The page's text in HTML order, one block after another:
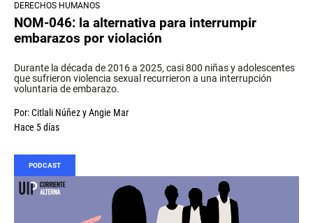
DERECHOS HUMANOS
NOM-046: la alternativa para interrumpir
embarazos por violación
Durante la década de 2016 a 2025, casi 800 niñas y adolescentes
que sufrieron violencia sexual recurrieron a una interrupción
voluntaria de embarazo.
Por:Citlali NúñezyAngie Mar
Hace 5 días
PODCAST